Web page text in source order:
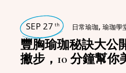
SEP 27 th 日常瑜珈,瑜珈學
豐胸瑜珈秘訣大公
撇步，10 分鐘幫你